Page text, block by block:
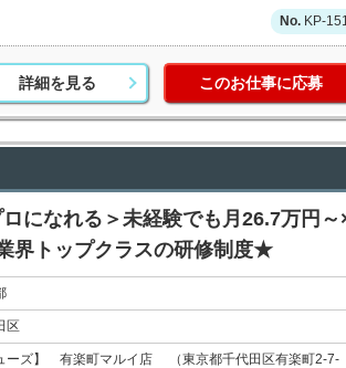
KP-
詳細を見る このお仕事に応募
になれる＞未経験でも月26.7万円～
界トップクラスの研修制度★
区
ーズ】 有楽町マルイ店 （東京都千代田区有楽町2-7-